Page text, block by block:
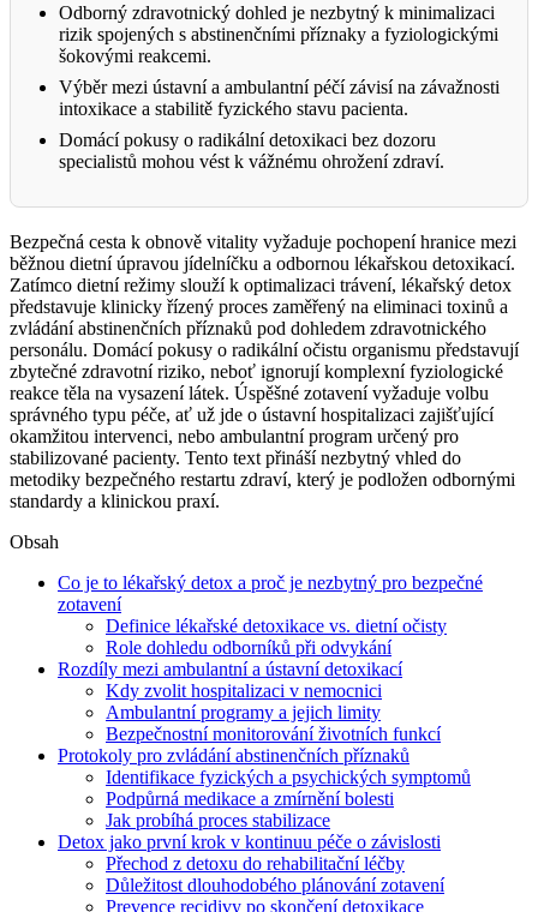
Odborný zdravotnický dohled je nezbytný k minimalizaci
rizik spojených s abstinenčními příznaky a fyziologickými
šokovými reakcemi.
Výběr mezi ústavní a ambulantní péčí závisí na závažnosti
intoxikace a stabilitě fyzického stavu pacienta.
Domácí pokusy o radikální detoxikaci bez dozoru
specialistů mohou vést k vážnému ohrožení zdraví.
Bezpečná cesta k obnově vitality vyžaduje pochopení hranice mezi
běžnou dietní úpravou jídelníčku a odbornou lékařskou detoxikací.
Zatímco dietní režimy slouží k optimalizaci trávení, lékařský detox
představuje klinicky řízený proces zaměřený na eliminaci toxinů a
zvládání abstinenčních příznaků pod dohledem zdravotnického
personálu. Domácí pokusy o radikální očistu organismu představují
zbytečné zdravotní riziko, neboť ignorují komplexní fyziologické
reakce těla na vysazení látek. Úspěšné zotavení vyžaduje volbu
správného typu péče, ať už jde o ústavní hospitalizaci zajišťující
okamžitou intervenci, nebo ambulantní program určený pro
stabilizované pacienty. Tento text přináší nezbytný vhled do
metodiky bezpečného restartu zdraví, který je podložen odbornými
standardy a klinickou praxí.
Obsah
Co je to lékařský detox a proč je nezbytný pro bezpečné
zotavení
Definice lékařské detoxikace vs. dietní očisty
Role dohledu odborníků při odvykání
Rozdíly mezi ambulantní a ústavní detoxikací
Kdy zvolit hospitalizaci v nemocnici
Ambulantní programy a jejich limity
Bezpečnostní monitorování životních funkcí
Protokoly pro zvládání abstinenčních příznaků
Identifikace fyzických a psychických symptomů
Podpůrná medikace a zmírnění bolesti
Jak probíhá proces stabilizace
Detox jako první krok v kontinuu péče o závislosti
Přechod z detoxu do rehabilitační léčby
Důležitost dlouhodobého plánování zotavení
Prevence recidivy po skončení detoxikace